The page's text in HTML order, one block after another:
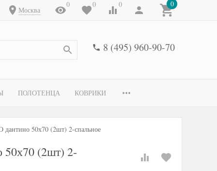
Москва
0 0 0 0
8 (495) 960-90-70
ПОЛОТЕНЦА КОВРИКИ
дантино 50х70 (2шт) 2-спальное
50х70 (2шт) 2-